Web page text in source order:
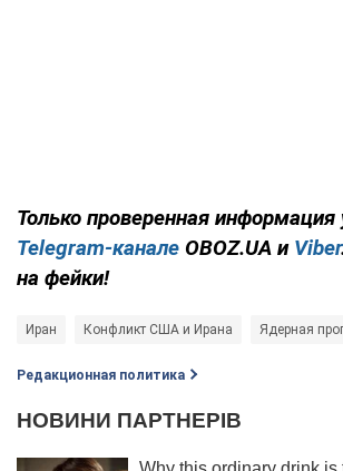
Только проверенная информация
Telegram-канале OBOZ.UA и Viber
на фейки!
Иран Конфликт США и Ирана Ядерная
Редакционная политика